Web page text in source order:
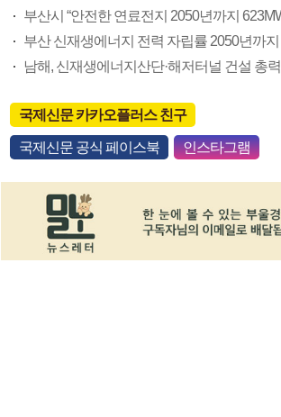
부산시 “안전한 연료전지 2050년까지
부산 신재생에너지 전력 자립률 2050년까
남해, 신재생에너지산단·해저터널 건설 총력
국제신문 카카오플러스 친구
국제신문 공식 페이스북 인스타그램